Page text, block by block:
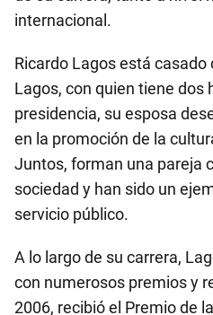
internacional.
Ricardo Lagos está casado
Lagos, con quien tiene dos
presidencia, su esposa
en la promoción de la
Juntos, forman una pareja
sociedad y han sido un
servicio público.
A lo largo de su carrera,
con numerosos premios y
2006, recibió el Premio de